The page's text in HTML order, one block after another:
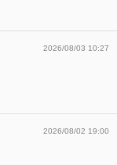
2026/08/03 10:27
2026/08/02 19:00